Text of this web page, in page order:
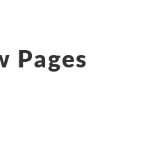
Pages